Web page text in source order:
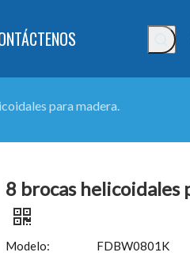
para madera.
8 brocas helicoidales
Modelo:
FDBW0801K